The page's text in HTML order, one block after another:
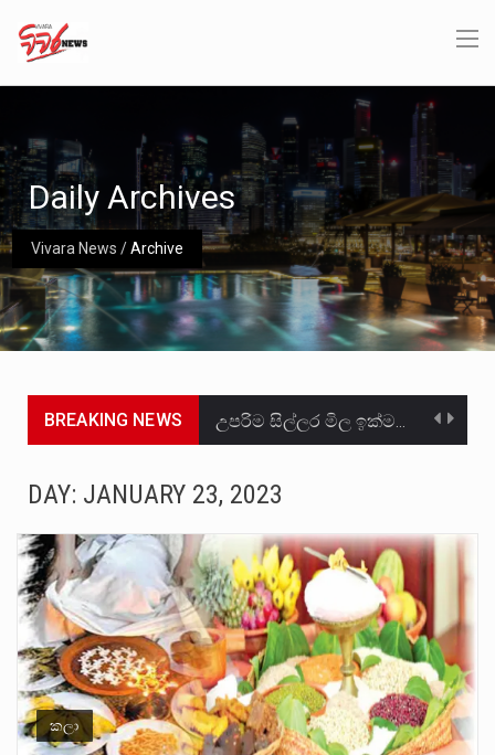
Vivara News /Archive
Daily Archives
BREAKING NEWS
මේ, දන්නා හඳුනන ලියන්නකුගේ නන්නාඳුනන අඩවියක සැරිසරා ලද ආස්වාදනීය මොහොතක සිංහාවලෝකනයකි .කෙටි කවියක දිගු බර…
වත්මන් ආණ්ඩුවේ ප්‍රධාන පාර්ශවකරුවා වන ජනතා විමුක්ති පෙරමුණේ කාලයක පටන් තිබුණු ප්‍රධාන සටන් පාඨයක් වූවේ…
සංවිධානාත්මක අපරාධකරුවකු වන ලොකු පැටිගේ ප්‍රධාන වෙඩික්කරු බවට සැක කරන ගිං ගඟේ ගිල්වා මරා දමා…
උපරිමාධිකරණ විනිශ්චයකාරවරුන්ගේ හා ඉන් පහළ විනිශ්චයකාරවරුන්ගේ විශ්‍රාම වයස දීර්ඝ කිරීම සඳහා සකස් කර ඇති විසිදෙවන…
DAY: JANUARY 23, 2023
කලා